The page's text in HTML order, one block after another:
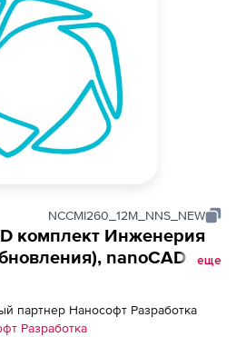
NCCMI260_12M_NNS_NEW
комплект Инженерия
nanoCAD
NEW
еще
партнер Нанософт Разработка
Разработка